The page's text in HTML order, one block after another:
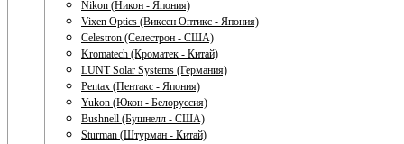
Nikon (Никон - Япония)
Vixen Optics (Виксен Оптикс - Япония)
Celestron (Селестрон - США)
Kromatech (Кроматек - Китай)
LUNT Solar Systems (Германия)
Pentax (Пентакс - Япония)
Yukon (Юкон - Белоруссия)
Bushnell (Бушнелл - США)
Sturman (Штурман - Китай)